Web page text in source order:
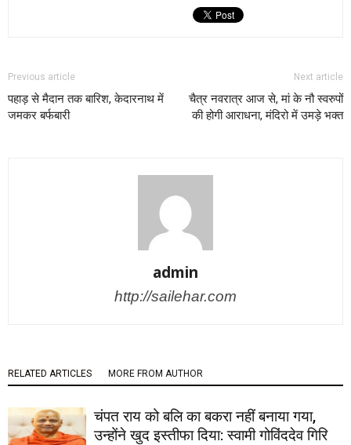
Previous article
पहाड़ से मैदान तक बारिश, केदारनाथ में
जमकर बर्फबारी
Next article
चैत्र नवरात्र आज से, मां के नौ स्वरुपों
की होगी आराधना, मंद‍िरो में उमड़े भक्‍त
admin
http://sailehar.com
RELATED ARTICLES MORE FROM AUTHOR
चंपत राय को बलि का बकरा नहीं बनाया गया,
उन्होंने खुद इस्तीफा दिया: स्वामी गोविंददेव गिरि